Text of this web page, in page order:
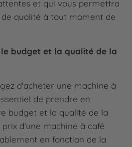
et qui vous permettra
qualité à tout moment de
budget et la qualité de la
d'acheter une machine à
de prendre en
budget et la qualité de la
d'une machine à café
en fonction de la